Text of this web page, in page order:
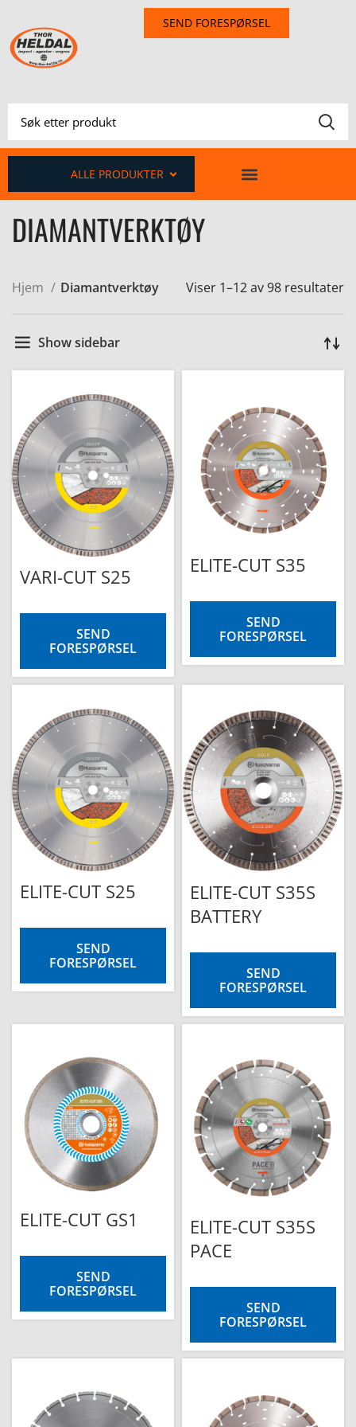
SEND FORESPØRSEL
ALLE PRODUKTER
DIAMANTVERKTØY
Hjem Diamantverktøy Viser 1–12 av 98 resultater
Show sidebar
VARI-CUT S25
SEND
FORESPØRSEL
ELITE-CUT S35
SEND
FORESPØRSEL
ELITE-CUT S25
SEND
FORESPØRSEL
ELITE-CUT S35S
BATTERY
SEND
FORESPØRSEL
ELITE-CUT GS1
SEND
FORESPØRSEL
ELITE-CUT S35S
PACE
SEND
FORESPØRSEL